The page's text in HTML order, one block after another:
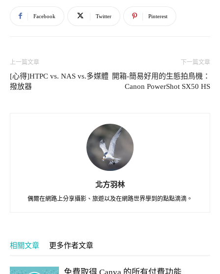
Facebook Twitter Pinterest
上一篇文章
[心得]HTPC vs. NAS vs.多媒體
撥放器
下一篇文章
開箱-簡易好用的生態拍鳥機：
Canon PowerShot SX50 HS
北方羽林
偶爾在網路上分享攝影、旅遊以及在網路世界學到的點點滴滴。
相關文章 更多作者文章